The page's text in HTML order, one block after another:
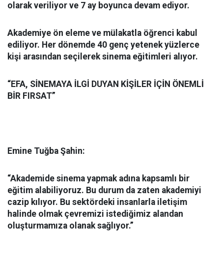
olarak veriliyor ve 7 ay boyunca devam ediyor.
Akademiye ön eleme ve mülakatla öğrenci kabul
ediliyor. Her dönemde 40 genç yetenek yüzlerce
kişi arasından seçilerek sinema eğitimleri alıyor.
“EFA, SİNEMAYA İLGİ DUYAN KİŞİLER İÇİN ÖNEMLİ
BİR FIRSAT”
Emine Tuğba Şahin:
“Akademide sinema yapmak adına kapsamlı bir
eğitim alabiliyoruz. Bu durum da zaten akademiyi
cazip kılıyor. Bu sektördeki insanlarla iletişim
halinde olmak çevremizi istediğimiz alandan
oluşturmamıza olanak sağlıyor.”